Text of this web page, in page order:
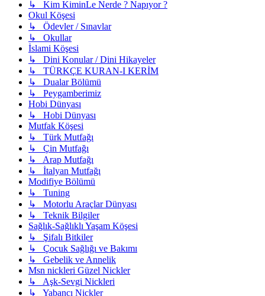
↳ Kim KiminLe Nerde ? Napıyor ?
Okul Köşesi
↳ Ödevler / Sınavlar
↳ Okullar
İslami Köşesi
↳ Dini Konular / Dini Hikayeler
↳ TÜRKÇE KURAN-I KERİM
↳ Dualar Bölümü
↳ Peygamberimiz
Hobi Dünyası
↳ Hobi Dünyası
Mutfak Köşesi
↳ Türk Mutfağı
↳ Çin Mutfağı
↳ Arap Mutfağı
↳ İtalyan Mutfağı
Modifiye Bölümü
↳ Tuning
↳ Motorlu Araçlar Dünyası
↳ Teknik Bilgiler
Sağlık-Sağlıklı Yaşam Köşesi
↳ Şifalı Bitkiler
↳ Çocuk Sağlığı ve Bakımı
↳ Gebelik ve Annelik
Msn nickleri Güzel Nickler
↳ Aşk-Sevgi Nickleri
↳ Yabancı Nickler